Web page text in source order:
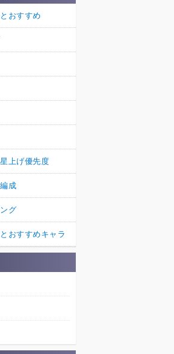
おすすめ
上げ優先度
成
グ
おすすめキャラ